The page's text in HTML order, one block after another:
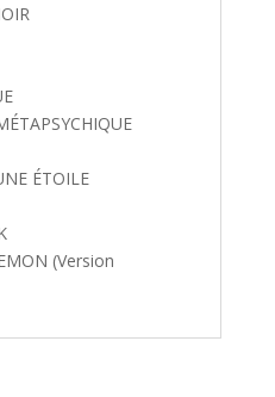
ÉTOILE
(Version